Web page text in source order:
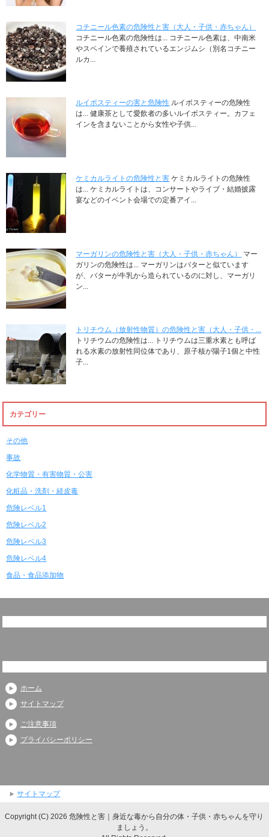
コチニール色素の危険性と害（大人・子供・赤ちゃん）
コチニール色素の危険性は... コチニール色素は、中南米
やスペインで養殖されているエンジムシ（別名コチニー
ルカ...
ルイボスティーの害と危険性 ルイボスティーの危険性
は... 健康茶として愛飲者の多いルイボスティー。カフェ
インを含まないことから女性や子供...
ケミカルライトの危険性と害 ケミカルライトの危険性
は... ケミカルライトは、コンサートやライブ・結婚披露
宴などのイベント会場での定番アイ...
マーガリンの危険性と害（大人・子供・赤ちゃん）
マー
ガリンの危険性は... マーガリンはバターと似ています
が、バターが牛乳から造られているのに対し、マーガリ
ン...
トリチウム（放射性物質）の危険性と害（大人・子供・...
トリチウムの危険性は... トリチウムは三重水素とも呼ば
れる水素の放射性同位体であり、原子核が陽子1個と中性
子...
カテゴリー
その他
事故
化学物質・有害物質・公害
化粧品・洗剤・経皮毒
危険レベル1
危険レベル2
危険レベル3
危険レベル4
食品・食品添加物
ホーム
サイトマップ
ご注意事項
プライバシーポリシー
サイトマップ
Copyright (C) 2026 危険性と害｜身近な毒から自分の体・子供・赤ちゃんを守り
ましょう。